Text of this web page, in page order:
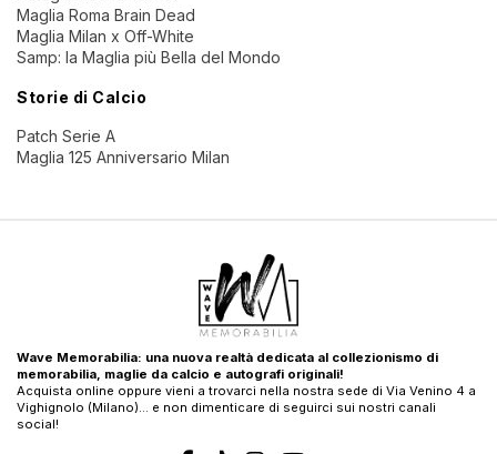
Maglia Roma Brain Dead
Maglia Milan x Off-White
Samp: la Maglia più Bella del Mondo
Storie di Calcio
Patch Serie A
Maglia 125 Anniversario Milan
Wave Memorabilia: una nuova realtà dedicata al collezionismo di
memorabilia, maglie da calcio e autografi originali!
Acquista online oppure vieni a trovarci nella nostra sede di Via Venino 4 a
Vighignolo (Milano)… e non dimenticare di seguirci sui nostri canali
social!